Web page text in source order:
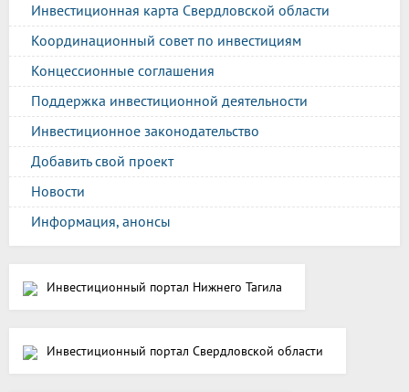
Инвестиционная карта Свердловской области
Координационный совет по инвестициям
Концессионные соглашения
Поддержка инвестиционной деятельности
Инвестиционное законодательство
Добавить свой проект
Новости
Информация, анонсы
Инвестиционный портал Нижнего Тагила
Инвестиционный портал Свердловской области